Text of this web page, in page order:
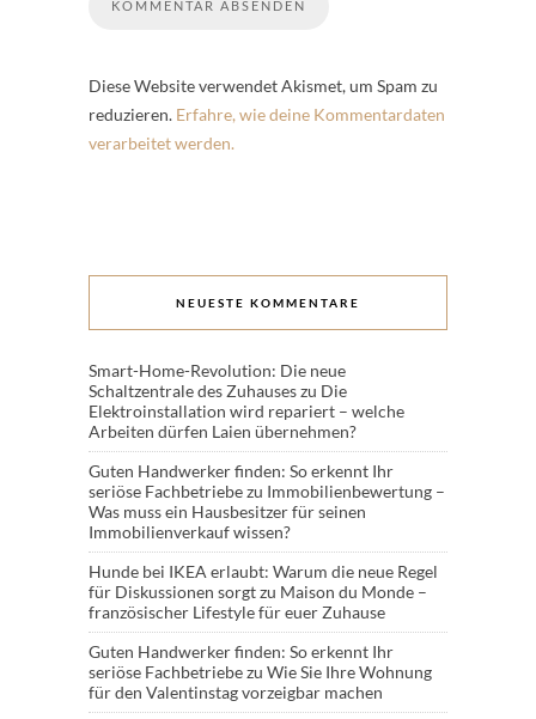
Diese Website verwendet Akismet, um Spam zu
reduzieren. Erfahre, wie deine Kommentardaten
verarbeitet werden.
NEUESTE KOMMENTARE
Smart-Home-Revolution: Die neue
Schaltzentrale des Zuhauseszu Die
Elektroinstallation wird repariert – welche
Arbeiten dürfen Laien übernehmen?
Guten Handwerker finden: So erkennt Ihr
seriöse Fachbetriebezu Immobilienbewertung –
Was muss ein Hausbesitzer für seinen
Immobilienverkauf wissen?
Hunde bei IKEA erlaubt: Warum die neue Regel
für Diskussionen sorgtzu Maison du Monde –
französischer Lifestyle für euer Zuhause
Guten Handwerker finden: So erkennt Ihr
seriöse Fachbetriebezu Wie Sie Ihre Wohnung
für den Valentinstag vorzeigbar machen